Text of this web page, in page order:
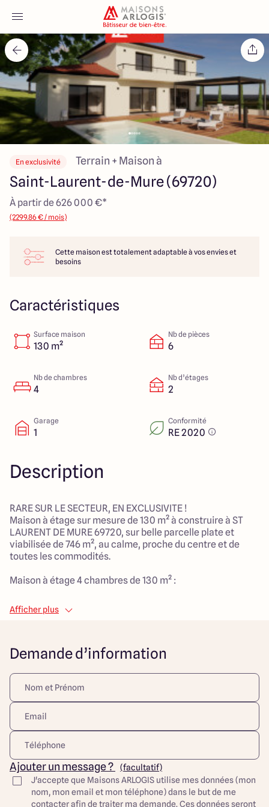
Accueil
Nos maisons
Nos annonces
Votre projet
Qui sommes-nous
Maisons ARLOGIS Lyon Est
En exclusivité Terrain + Maison à
Saint-Laurent-de-Mure (69720)
À partir de 626 000 €*
(2299.86 € / mois)
Cette maison est totalement adaptable à vos envies et
besoins
Caractéristiques
Surface maison
130 m²
Nb de pièces
6
Nb de chambres
4
Nb d’étages
2
Garage
1
Conformité
RE 2020
Description
RARE SUR LE SECTEUR, EN EXCLUSIVITE !
Maison à étage sur mesure de 130 m² à construire à ST
LAURENT DE MURE 69720, sur belle parcelle plate et
viabilisée de 746 m², au calme, proche du centre et de
toutes les commodités.
Maison à étage 4 chambres de 130 m² :
> Pièce de vie de 45 m²
> 4 chambres
> 1 cellier
Maisons Arlogis Lyon Est vous propose des maisons 100%
sur mesure.
Ce terrain à bâtir plat, viabilisé dans un quartier
résidentiel au calme et sans vis à vis, est proposé par
notre partenaire foncier, sous réserve de disponibilité, au
prix de 367 000€.
Maisons Arlogis Lyon Est vous propose des maisons 100%
sur mesure.
Afficher plus
Demande d’information
Ajouter un message ?
(facultatif)
J'accepte que Maisons ARLOGIS utilise mes données (mon
nom, mon email et mon téléphone) dans le but de me
contacter afin de traiter ma demande. Ces données seront